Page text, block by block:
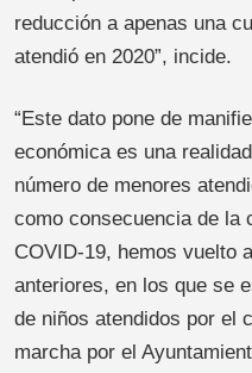
reducción a apenas una
atendió en 2020”, incide.
“Este dato pone de
económica es una
número de menores
como consecuencia de la
COVID-19, hemos vuelto
anteriores, en los que se
de niños atendidos por el
marcha por el